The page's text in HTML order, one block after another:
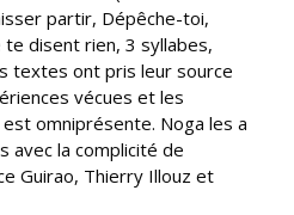
partir, Dépêche-toi,
te disent rien, 3 syllabes,
textes ont pris leur source
vécues et les
omniprésente. Noga les a
avec la complicité de
Guirao, Thierry Illouz et